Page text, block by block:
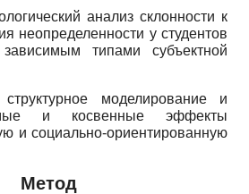
анализ склонности к
неопределенности у студентов
типами субъектной
структурное моделирование и
и косвенные эффекты
и социально-ориентированную
Метод